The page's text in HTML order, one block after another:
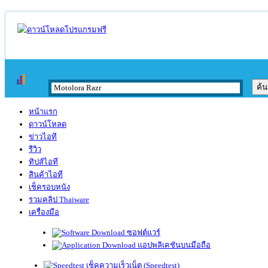
หน้าแรก
ดาวน์โหลด
ข่าวไอที
รีวิว
ทิปส์ไอที
สินค้าไอที
เช็ครอบหนัง
รวมคลิป Thaiware
เครื่องมือ
ซอฟต์แวร์
แอปพลิเคชันบนมือถือ
เช็คความเร็วเน็ต (Speedtest)